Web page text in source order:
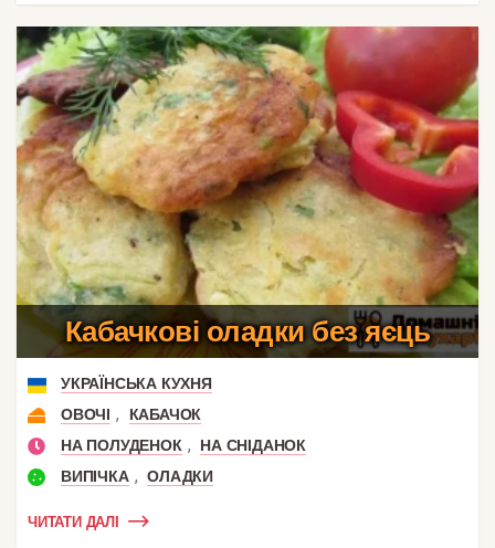
Кабачкові оладки без яєць
УКРАЇНСЬКА КУХНЯ
ОВОЧІ ,
КАБАЧОК
НА ПОЛУДЕНОК ,
НА СНІДАНОК
ВИПІЧКА , ОЛАДКИ
ЧИТАТИ ДАЛІ